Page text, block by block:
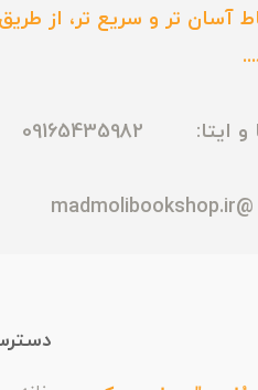
آسان تر و سریع تر، از
09165435982
@madmolibookshop.ir